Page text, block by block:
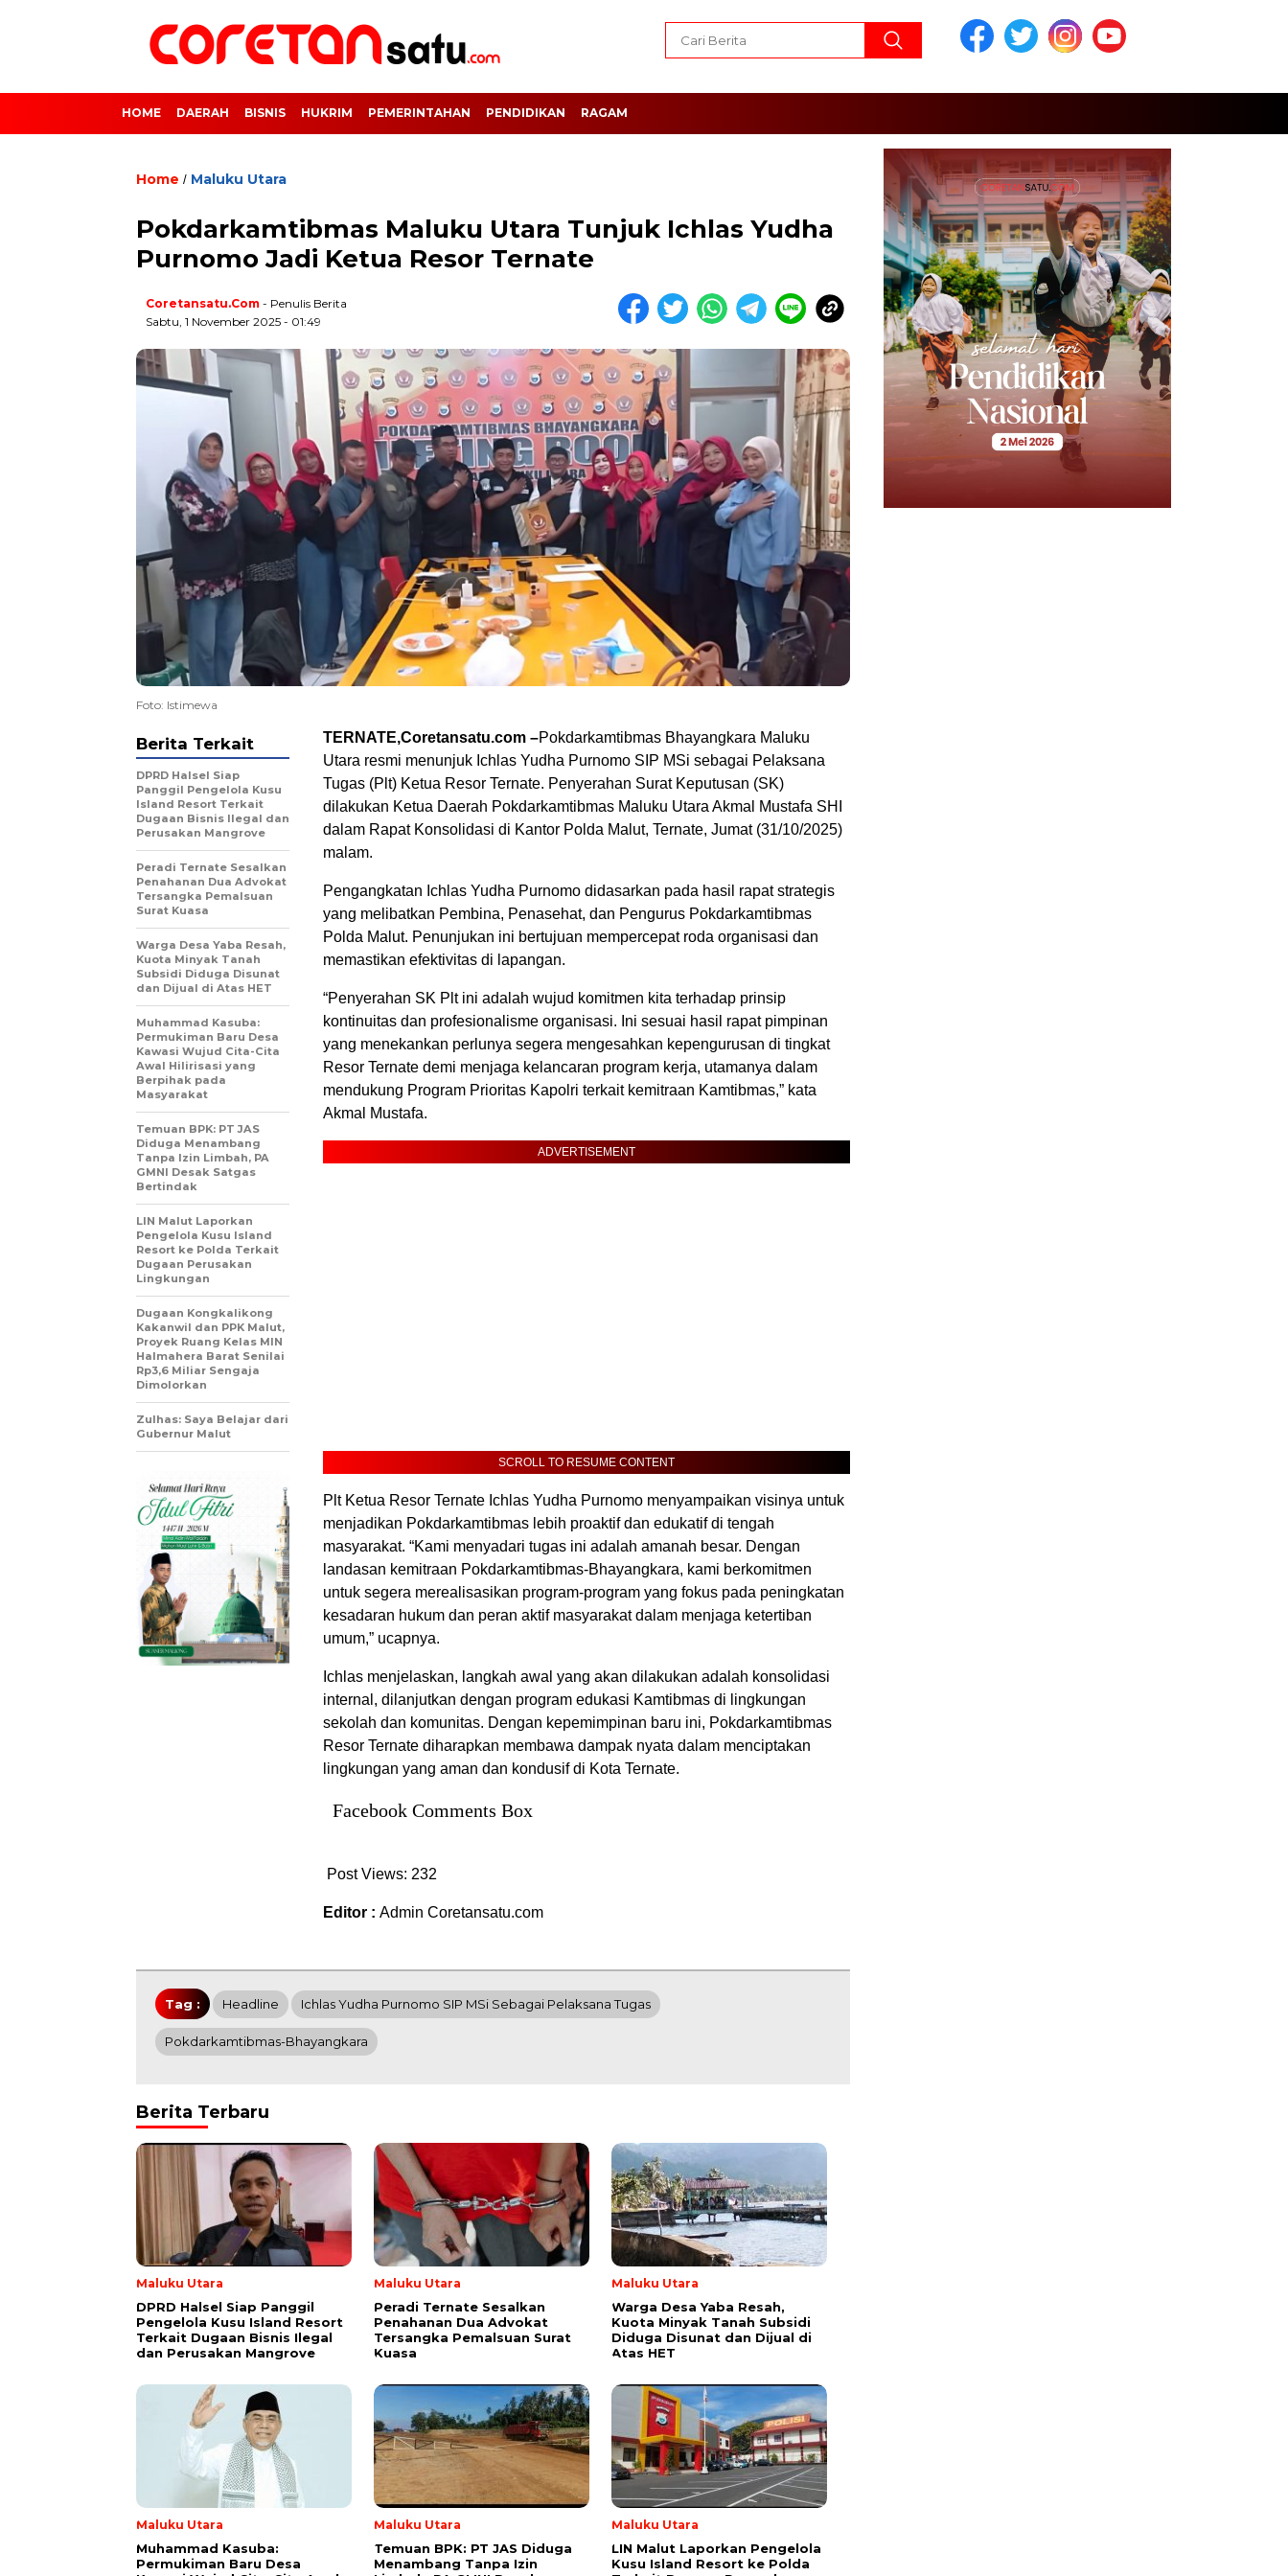
HOME DAERAH BISNIS HUKRIM PEMERINTAHAN PENDIDIKAN RAGAM
Home / Maluku Utara
Pokdarkamtibmas Maluku Utara Tunjuk Ichlas Yudha
Purnomo Jadi Ketua Resor Ternate
Coretansatu.com - Penulis Berita
Sabtu, 1 November 2025 - 01:49
Foto: Istimewa
TERNATE,Coretansatu.com –Pokdarkamtibmas Bhayangkara Maluku
Utara resmi menunjuk Ichlas Yudha Purnomo SIP MSi sebagai Pelaksana
Tugas (Plt) Ketua Resor Ternate. Penyerahan Surat Keputusan (SK)
dilakukan Ketua Daerah Pokdarkamtibmas Maluku Utara Akmal Mustafa SHI
dalam Rapat Konsolidasi di Kantor Polda Malut, Ternate, Jumat (31/10/2025)
malam.
Pengangkatan Ichlas Yudha Purnomo didasarkan pada hasil rapat strategis
yang melibatkan Pembina, Penasehat, dan Pengurus Pokdarkamtibmas
Polda Malut. Penunjukan ini bertujuan mempercepat roda organisasi dan
memastikan efektivitas di lapangan.
“Penyerahan SK Plt ini adalah wujud komitmen kita terhadap prinsip
kontinuitas dan profesionalisme organisasi. Ini sesuai hasil rapat pimpinan
yang menekankan perlunya segera mengesahkan kepengurusan di tingkat
Resor Ternate demi menjaga kelancaran program kerja, utamanya dalam
mendukung Program Prioritas Kapolri terkait kemitraan Kamtibmas,” kata
Akmal Mustafa.
ADVERTISEMENT
SCROLL TO RESUME CONTENT
Plt Ketua Resor Ternate Ichlas Yudha Purnomo menyampaikan visinya untuk
menjadikan Pokdarkamtibmas lebih proaktif dan edukatif di tengah
masyarakat. “Kami menyadari tugas ini adalah amanah besar. Dengan
landasan kemitraan Pokdarkamtibmas-Bhayangkara, kami berkomitmen
untuk segera merealisasikan program-program yang fokus pada peningkatan
kesadaran hukum dan peran aktif masyarakat dalam menjaga ketertiban
umum,” ucapnya.
Ichlas menjelaskan, langkah awal yang akan dilakukan adalah konsolidasi
internal, dilanjutkan dengan program edukasi Kamtibmas di lingkungan
sekolah dan komunitas. Dengan kepemimpinan baru ini, Pokdarkamtibmas
Resor Ternate diharapkan membawa dampak nyata dalam menciptakan
lingkungan yang aman dan kondusif di Kota Ternate.
Facebook Comments Box
Post Views: 232
Editor : Admin Coretansatu.com
Berita Terkait
DPRD Halsel Siap
Panggil Pengelola Kusu
Island Resort Terkait
Dugaan Bisnis Ilegal dan
Perusakan Mangrove
Peradi Ternate Sesalkan
Penahanan Dua Advokat
Tersangka Pemalsuan
Surat Kuasa
Warga Desa Yaba Resah,
Kuota Minyak Tanah
Subsidi Diduga Disunat
dan Dijual di Atas HET
Muhammad Kasuba:
Permukiman Baru Desa
Kawasi Wujud Cita-Cita
Awal Hilirisasi yang
Berpihak pada
Masyarakat
Temuan BPK: PT JAS
Diduga Menambang
Tanpa Izin Limbah, PA
GMNI Desak Satgas
Bertindak
LIN Malut Laporkan
Pengelola Kusu Island
Resort ke Polda Terkait
Dugaan Perusakan
Lingkungan
Dugaan Kongkalikong
Kakanwil dan PPK Malut,
Proyek Ruang Kelas MIN
Halmahera Barat Senilai
Rp3,6 Miliar Sengaja
Dimolorkan
Zulhas: Saya Belajar dari
Gubernur Malut
Tag : Headline Ichlas Yudha Purnomo SIP MSi Sebagai Pelaksana Tugas
Pokdarkamtibmas-Bhayangkara
Berita Terbaru
Maluku Utara
DPRD Halsel Siap Panggil
Pengelola Kusu Island Resort
Terkait Dugaan Bisnis Ilegal
dan Perusakan Mangrove
Maluku Utara
Peradi Ternate Sesalkan
Penahanan Dua Advokat
Tersangka Pemalsuan Surat
Kuasa
Maluku Utara
Warga Desa Yaba Resah,
Kuota Minyak Tanah Subsidi
Diduga Disunat dan Dijual di
Atas HET
Maluku Utara
Muhammad Kasuba:
Permukiman Baru Desa
Maluku Utara
Temuan BPK: PT JAS Diduga
Menambang Tanpa Izin
Maluku Utara
LIN Malut Laporkan Pengelola
Kusu Island Resort ke Polda